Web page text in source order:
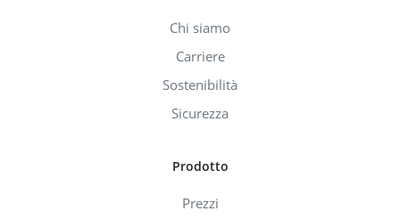
Chi siamo
Carriere
Sostenibilità
Sicurezza
Prodotto
Prezzi